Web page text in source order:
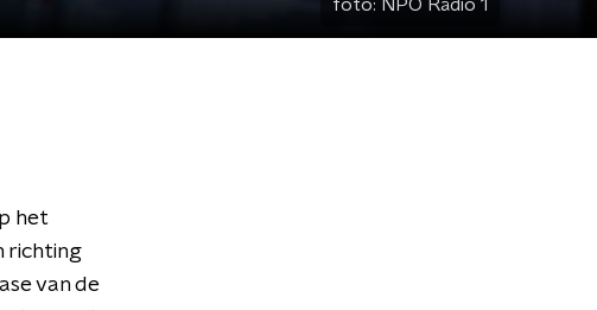
foto: NPO Radio 1
het
richting
van de